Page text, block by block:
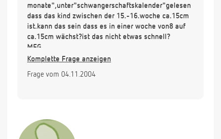
monate",unter"schwangerschaftskalender"gelesen
dass das kind zwischen der 15.-16.woche ca.15cm
ist.kann das sein dass es in einer woche von8 auf
ca.15cm wächst?ist das nicht etwas schnell?
MFG
Komplette Frage anzeigen
Frage vom 04.11.2004